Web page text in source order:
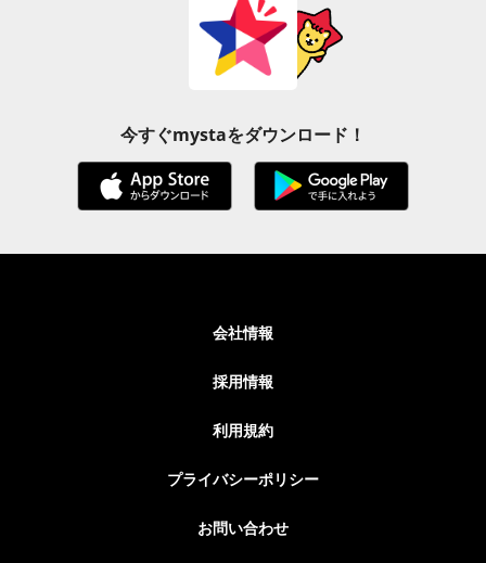
今すぐmystaをダウンロード！
会社情報
採用情報
利用規約
プライバシーポリシー
お問い合わせ